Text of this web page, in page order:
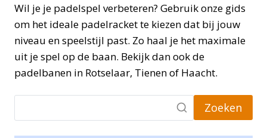
Wil je je padelspel verbeteren? Gebruik onze gids
om het ideale padelracket te kiezen dat bij jouw
niveau en speelstijl past. Zo haal je het maximale
uit je spel op de baan. Bekijk dan ook de
padelbanen in Rotselaar, Tienen of Haacht.
Zoeken